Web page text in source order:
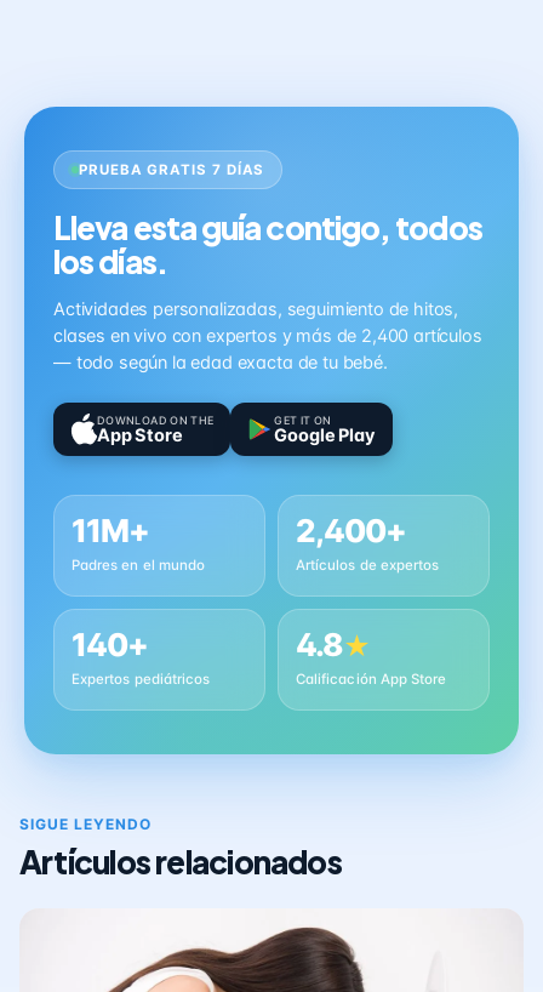
PRUEBA GRATIS 7 DÍAS
Lleva esta guía contigo, todos
los días.
Actividades personalizadas, seguimiento de hitos,
clases en vivo con expertos y más de 2,400 artículos
— todo según la edad exacta de tu bebé.
DOWNLOAD ON THE
App Store
GET IT ON
Google Play
11M+
Padres en el mundo
2,400+
Artículos de expertos
140+
Expertos pediátricos
4.8★
Calificación App Store
SIGUE LEYENDO
Artículos relacionados